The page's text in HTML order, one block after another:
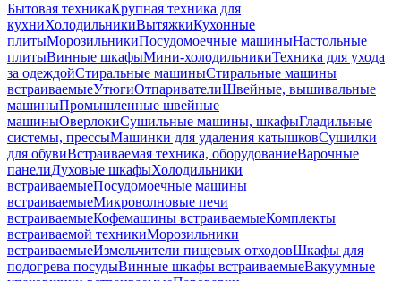
Бытовая техникаКрупная техника для
кухниХолодильникиВытяжкиКухонные
плитыМорозильникиПосудомоечные машиныНастольные
плитыВинные шкафыМини-холодильникиТехника для ухода
за одеждойСтиральные машиныСтиральные машины
встраиваемыеУтюгиОтпаривателиШвейные, вышивальные
машиныПромышленные швейные
машиныОверлокиСушильные машины, шкафыГладильные
системы, прессыМашинки для удаления катышковСушилки
для обувиВстраиваемая техника, оборудованиеВарочные
панелиДуховые шкафыХолодильники
встраиваемыеПосудомоечные машины
встраиваемыеМикроволновые печи
встраиваемыеКофемашины встраиваемыеКомплекты
встраиваемой техникиМорозильники
встраиваемыеИзмельчители пищевых отходовШкафы для
подогрева посудыВинные шкафы встраиваемыеВакуумные